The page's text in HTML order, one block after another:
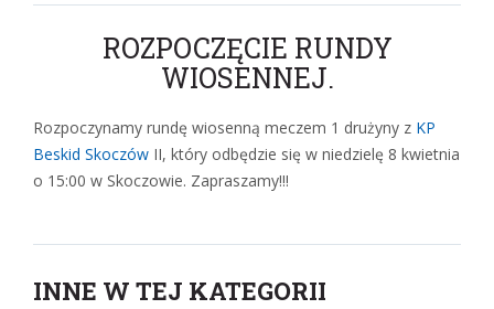
ROZPOCZĘCIE RUNDY
WIOSENNEJ.
Rozpoczynamy rundę wiosenną meczem 1 drużyny z KP
Beskid Skoczów II, który odbędzie się w niedzielę 8 kwietnia
o 15:00 w Skoczowie. Zapraszamy!!!
INNE W TEJ KATEGORII